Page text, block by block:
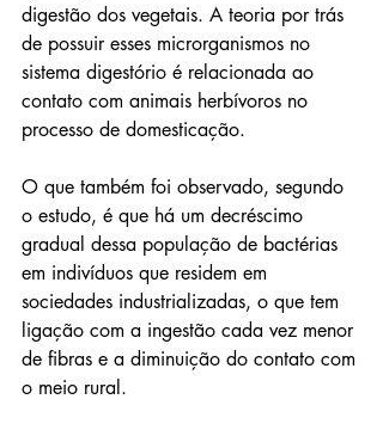
digestão dos vegetais. A teoria por trás
de possuir esses microrganismos no
sistema digestório é relacionada ao
contato com animais herbívoros no
processo de domesticação.
O que também foi observado, segundo
o estudo, é que há um decréscimo
gradual dessa população de bactérias
em indivíduos que residem em
sociedades industrializadas, o que tem
ligação com a ingestão cada vez menor
de fibras e a diminuição do contato com
o meio rural.